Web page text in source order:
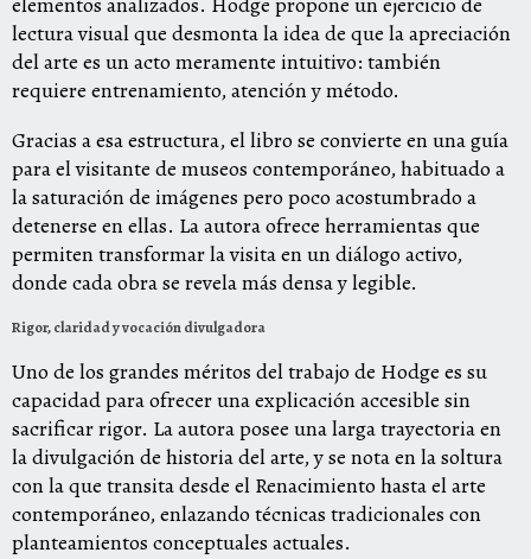
lectura visual que desmonta la idea de que la apreciación
del arte es un acto meramente intuitivo: también
requiere entrenamiento, atención y método.
Gracias a esa estructura, el libro se convierte en una guía
para el visitante de museos contemporáneo, habituado a
la saturación de imágenes pero poco acostumbrado a
detenerse en ellas. La autora ofrece herramientas que
permiten transformar la visita en un diálogo activo,
donde cada obra se revela más densa y legible.
Rigor, claridad y vocación divulgadora
Uno de los grandes méritos del trabajo de Hodge es su
capacidad para ofrecer una explicación accesible sin
sacrificar rigor. La autora posee una larga trayectoria en
la divulgación de historia del arte, y se nota en la soltura
con la que transita desde el Renacimiento hasta el arte
contemporáneo, enlazando técnicas tradicionales con
planteamientos conceptuales actuales.